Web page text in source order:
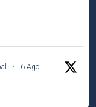
·
6 Ago